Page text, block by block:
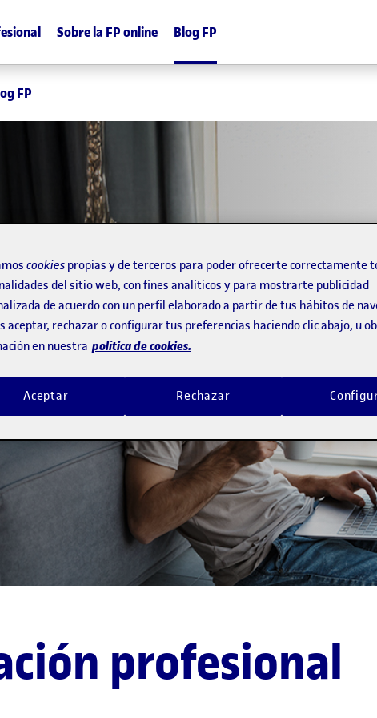
Sobre la FP online Blog FP
FP
profesional
cookies propias y de terceros para poder ofrecerte correctamente
del sitio web, con fines analíticos y para mostrarte publicidad
de acuerdo con un perfil elaborado a partir de tus hábitos de
aceptar, rechazar o configurar tus preferencias haciendo clic abajo, u
en nuestra política de cookies.
Rechazar
Aceptar